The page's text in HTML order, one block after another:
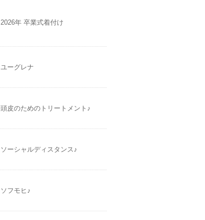
2026年 卒業式着付け
ユーグレナ
頭皮のためのトリートメント♪
ソーシャルディスタンス♪
ソフモヒ♪